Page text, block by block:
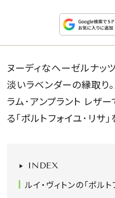
CELEBRITY
WEDDING
FORTUNE
MAGAZINE
ヌーディなヘーゼルナッ
淡いラベンダーの縁取り
ラム･アンプラント レザ
る｢ポルトフォイユ･リサ｣
INDEX
ルイ・ヴィトンの「ポルト